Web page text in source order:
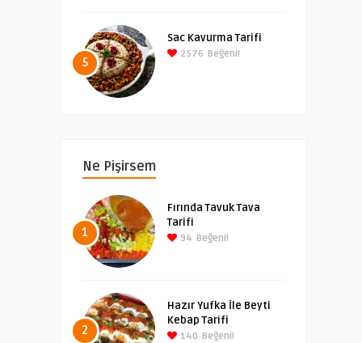
5
Sac Kavurma Tarifi
2576 Beğeni!
Ne Pişirsem
1
Fırında Tavuk Tava
Tarifi
94 Beğeni!
2
Hazır Yufka İle Beyti
Kebap Tarifi
140 Beğeni!